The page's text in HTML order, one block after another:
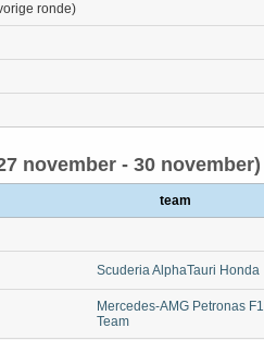
ronde)
november - 30 november)
team
Scuderia AlphaTauri Honda
Mercedes-AMG Petronas F1
Team